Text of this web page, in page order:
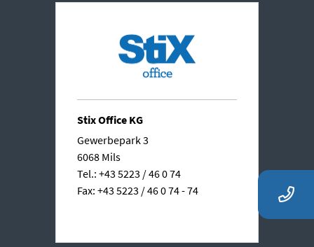
Stix Office KG
Gewerbepark 3
6068 Mils
Tel.: +43 5223 / 46 0 74
Fax: +43 5223 / 46 0 74 - 74